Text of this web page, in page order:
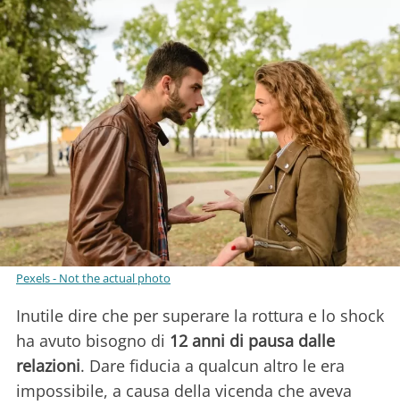
Pexels - Not the actual photo
Inutile dire che per superare la rottura e lo shock
ha avuto bisogno di 12 anni di pausa dalle
relazioni. Dare fiducia a qualcun altro le era
impossibile, a causa della vicenda che aveva